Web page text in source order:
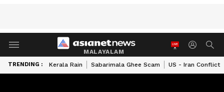
MALAYALAM
TRENDING : Kerala Rain Sabarimala Ghee Scam US - Iran Conflict